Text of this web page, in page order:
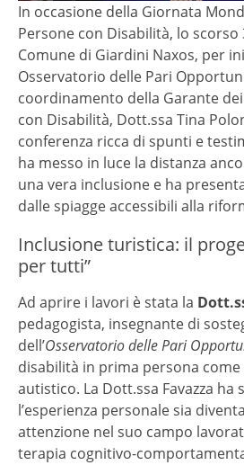
In occasione della Giornata
Persone con Disabilità, lo scorso
Comune di Giardini Naxos, per
Osservatorio delle Pari
coordinamento della Garante
con Disabilità, Dott.ssa Tina
conferenza ricca di spunti e
ha messo in luce la distanza
una vera inclusione e ha
dalle spiagge accessibili alla
Inclusione turistica: il
per tutti”
Ad aprire i lavori è stata la
pedagogista, insegnante di
dell’Osservatorio delle Pari
disabilità in prima persona
autistico. La Dott.ssa Favazza
l’esperienza personale sia
attenzione nel suo campo
terapia cognitivo-